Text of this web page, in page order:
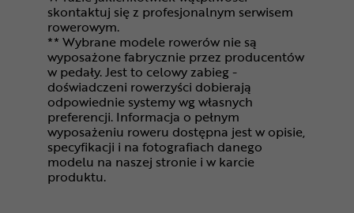
skontaktuj się z profesjonalnym serwisem
rowerowym.
** Wybrane modele rowerów nie są
wyposażone fabrycznie przez producentów
w pedały. Jest to celowy zabieg -
doświadczeni rowerzyści dobierają
odpowiednie systemy wg własnych
preferencji. Informacja o pełnym
wyposażeniu roweru dostępna jest w opisie,
specyfikacji i na fotografiach danego
modelu na naszej stronie i w karcie
produktu.